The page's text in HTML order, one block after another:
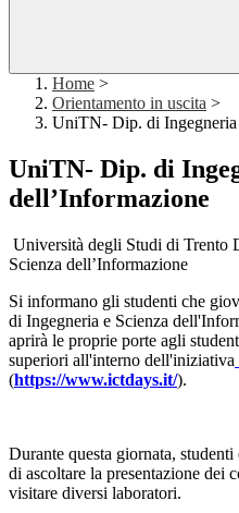
Home >
Orientamento in uscita >
UniTN- Dip. di Ingegneria
UniTN- Dip. di
dell’Informazione
Università degli Studi di Trento
Scienza dell’Informazione
Si informano gli studenti che
di Ingegneria e Scienza
aprirà le proprie porte agli
superiori all'interno dell'iniziativa
(https://www.ictdays.it/).
Durante questa giornata,
di ascoltare la presentazione dei
visitare diversi laboratori.